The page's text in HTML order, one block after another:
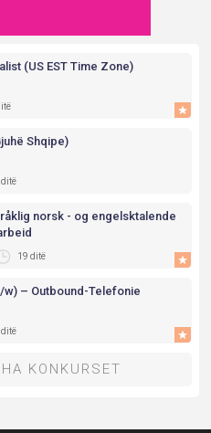
(US EST Time Zone)
Shqipe)
ditë
norsk - og engelsktalende
19 ditë
w) – Outbound-Telefonie
ditë
KONKURSET